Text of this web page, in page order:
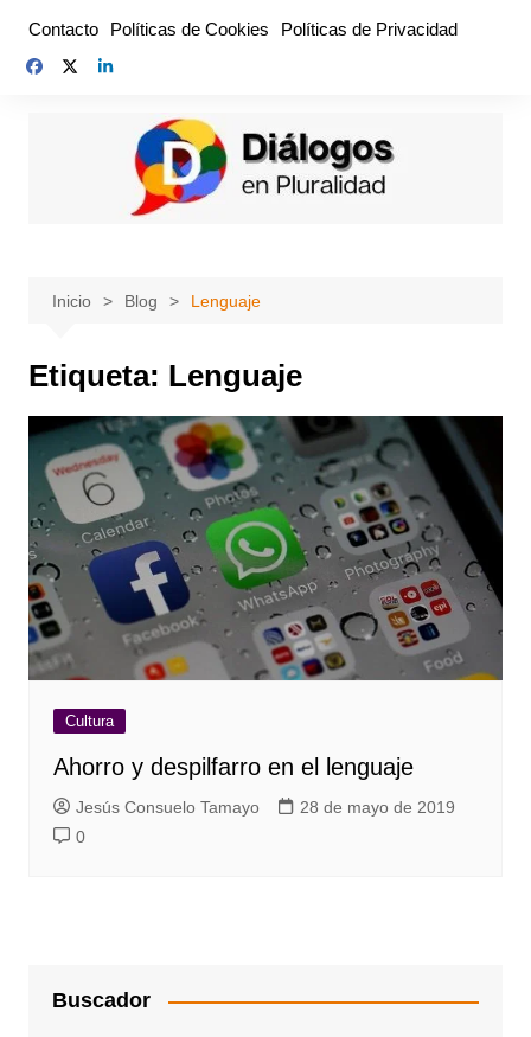
contenido
Contacto Políticas de Cookies Políticas de Privacidad
Inicio Blog Lenguaje
Etiqueta: Lenguaje
Cultura
Ahorro y despilfarro en el lenguaje
Jesús Consuelo Tamayo
28 de mayo de 2019
0
Buscador